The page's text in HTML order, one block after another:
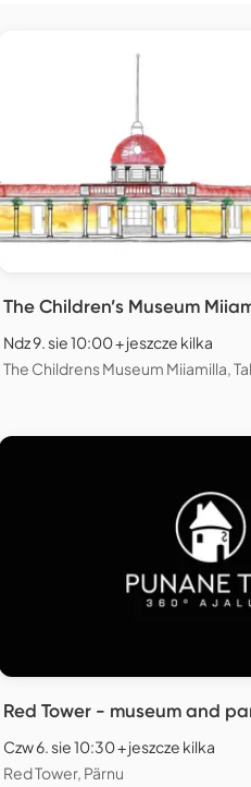
The Children’s Museum
Ndz 9. sie 10:00 + jeszcze kilka
The Childrens Museum Miiamilla,
Red Tower - museum and
Czw 6. sie 10:30 + jeszcze kilka
Red Tower, Pärnu